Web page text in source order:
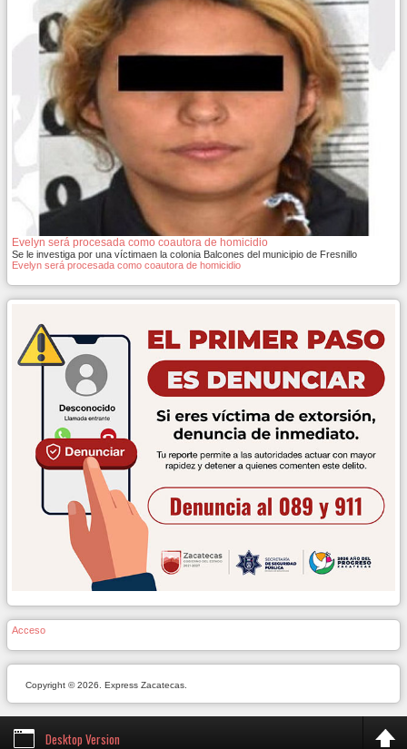
Evelyn será procesada como coautora de homicidio
Se le investiga por una víctimaen la colonia Balcones del municipio de Fresnillo
Evelyn será procesada como coautora de homicidio
Acceso
Copyright © 2026. Express Zacatecas.
Desktop Version